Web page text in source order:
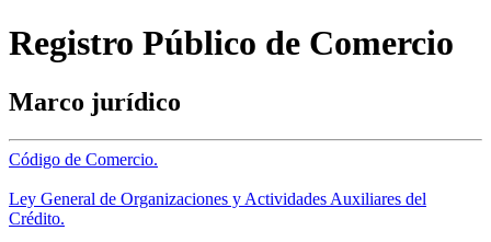
Registro Público de Comercio
Marco jurídico
Código de Comercio.
Ley General de Organizaciones y Actividades Auxiliares del
Crédito.